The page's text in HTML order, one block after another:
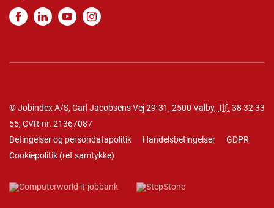
© Jobindex A/S, Carl Jacobsens Vej 29-31, 2500 Valby, Tlf. 38 32 33
55, CVR-nr. 21367087
Betingelser og persondatapolitik
Handelsbetingelser
GDPR
Cookiepolitik (ret samtykke)